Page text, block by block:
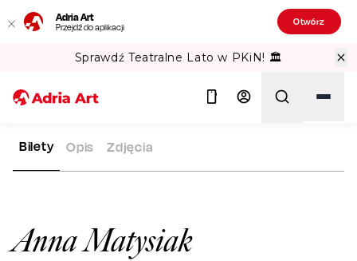
Adria Art
Przejdź do aplikacji Otwórz
Sprawdź Teatralne Lato w PKiN! 🏛️
ADRIA ART ARTYŚCI ANNA MATYSIAK
Anna Matysiak
Bilety Opis Zdjęcia